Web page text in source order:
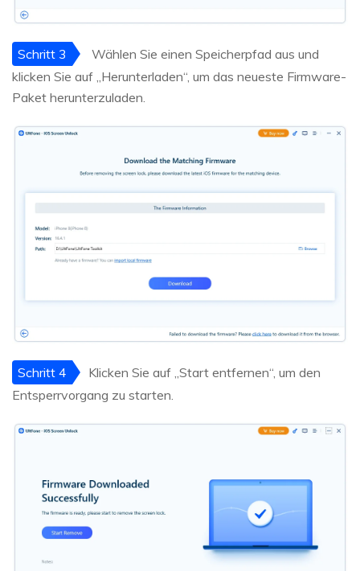
Schritt 3
Wählen Sie einen Speicherpfad aus und
klicken Sie auf „Herunterladen“, um das neueste Firmware-
Paket herunterzuladen.
Schritt 4
Klicken Sie auf „Start entfernen“, um den
Entsperrvorgang zu starten.